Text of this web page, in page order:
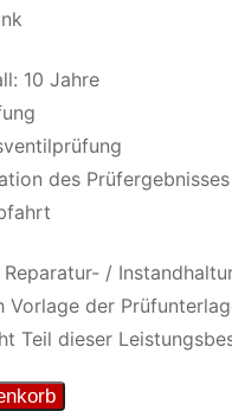
10 Jahre
des Prüfergebnisses
/
Vorlage der
Teil dieser